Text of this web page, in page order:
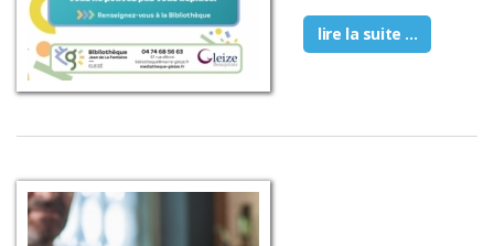
lire la suite ...